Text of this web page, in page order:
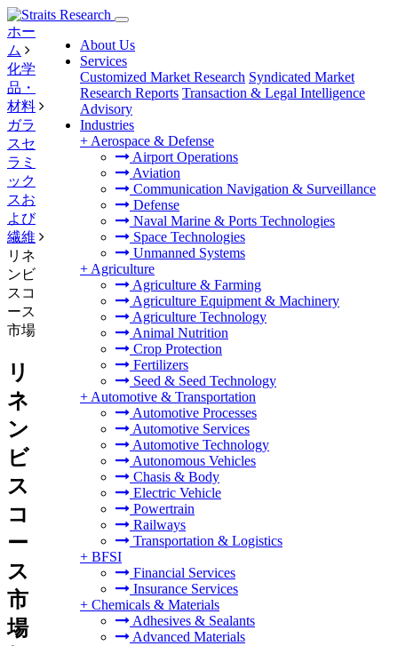
About Us
Services
Customized Market Research Syndicated Market
Research Reports Transaction & Legal Intelligence
Advisory
Industries
+ Aerospace & Defense
Airport Operations
Aviation
Communication Navigation & Surveillance
Defense
Naval Marine & Ports Technologies
Space Technologies
Unmanned Systems
+ Agriculture
Agriculture & Farming
Agriculture Equipment & Machinery
Agriculture Technology
Animal Nutrition
Crop Protection
Fertilizers
Seed & Seed Technology
+ Automotive & Transportation
Automotive Processes
Automotive Services
Automotive Technology
Autonomous Vehicles
Chasis & Body
Electric Vehicle
Powertrain
Railways
Transportation & Logistics
+ BFSI
Financial Services
Insurance Services
+ Chemicals & Materials
Adhesives & Sealants
Advanced Materials
ホー
ム
化学
品・
材料
ガラ
スセ
ラミ
ック
スお
よび
繊維
リネ
ンビ
スコ
ース
市場
リ
ネ
ン
ビ
ス
コ
ー
ス
市
場